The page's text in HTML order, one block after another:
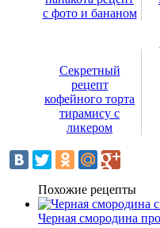
с фото и бананом
Секретный
рецепт
кофейного торта
тирамису с
ликером
Похожие рецепты
Черная смородина